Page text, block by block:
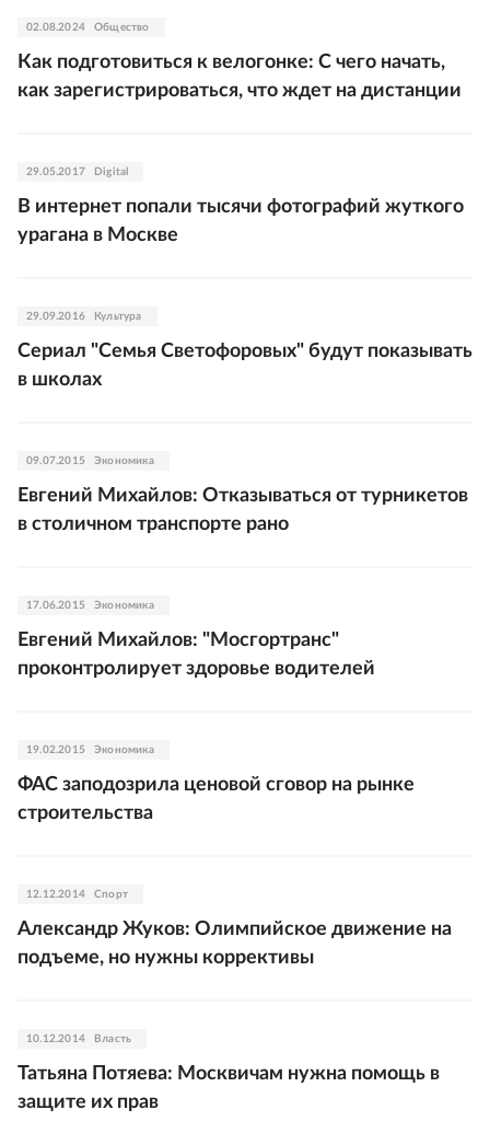
02.08.2024 Общество
Как подготовиться к велогонке: С чего начать,
как зарегистрироваться, что ждет на дистанции
29.05.2017 Digital
В интернет попали тысячи фотографий жуткого
урагана в Москве
29.09.2016 Культура
Сериал "Семья Светофоровых" будут показывать
в школах
09.07.2015 Экономика
Евгений Михайлов: Отказываться от турникетов
в столичном транспорте рано
17.06.2015 Экономика
Евгений Михайлов: "Мосгортранс"
проконтролирует здоровье водителей
19.02.2015 Экономика
ФАС заподозрила ценовой сговор на рынке
строительства
12.12.2014 Спорт
Александр Жуков: Олимпийское движение на
подъеме, но нужны коррективы
10.12.2014 Власть
Татьяна Потяева: Москвичам нужна помощь в
защите их прав